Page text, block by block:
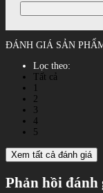
ĐÁNH GIÁ SẢN
Lọc theo:
Tất cả
2
3
4
5
Xem tất cả đánh giá
Phản hồi đánh